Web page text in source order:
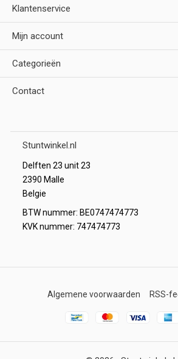
Klantenservice
Mijn account
Categorieën
Contact
Stuntwinkel.nl
Delften 23 unit 23
2390 Malle
Belgie
BTW nummer: BE0747474773
KVK nummer: 747474773
Algemene voorwaarden RSS-